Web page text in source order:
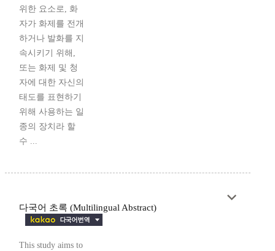
위한 요소로, 화
자가 화제를 전개
하거나 발화를 지
속시키기 위해,
또는 화제 및 청
자에 대한 자신의
태도를 표현하기
위해 사용하는 일
종의 장치라 할
수 ...
다국어 초록 (Multilingual Abstract)
This study aims to